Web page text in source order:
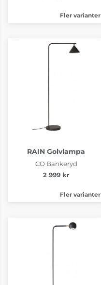
Fler varianter
RAIN Golvlampa
CO Bankeryd
2 999 kr
Fler varianter